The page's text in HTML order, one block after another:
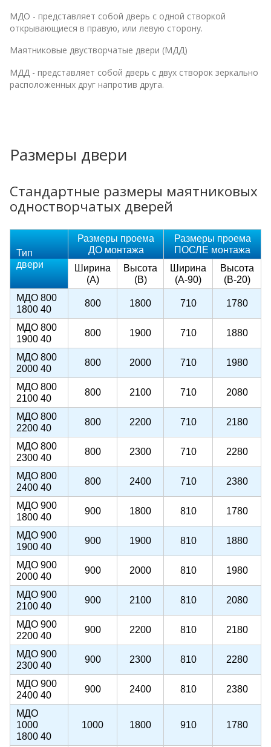
МДО - представляет собой дверь с одной створкой
открывающиеся в правую, или левую сторону.
Маятниковые двустворчатые двери (МДД)
МДД - представляет собой дверь с двух створок зеркально
расположенных друг напротив друга.
Размеры двери
Стандартные размеры маятниковых
одностворчатых дверей
Тип
двери
Размеры проема
ДО монтажа
Размеры проема
ПОСЛЕ монтажа
Ширина
(А)
Высота
(В)
Ширина
(А-90)
Высота
(В-20)
МДО 800
1800 40
800 1800 710 1780
МДО 800
1900 40
800 1900 710 1880
МДО 800
2000 40
800 2000 710 1980
МДО 800
2100 40
800 2100 710 2080
МДО 800
2200 40
800 2200 710 2180
МДО 800
2300 40
800 2300 710 2280
МДО 800
2400 40
800 2400 710 2380
МДО 900
1800 40
900 1800 810 1780
МДО 900
1900 40
900 1900 810 1880
МДО 900
2000 40
900 2000 810 1980
МДО 900
2100 40
900 2100 810 2080
МДО 900
2200 40
900 2200 810 2180
МДО 900
2300 40
900 2300 810 2280
МДО 900
2400 40
900 2400 810 2380
МДО
1000
1800 40
1000 1800 910 1780